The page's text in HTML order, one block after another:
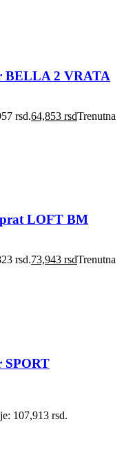
BELLA 2 VRATA
rsd.64,853 rsdTrenutna
LOFT BM
rsd.73,943 rsdTrenutna
SPORT
107,913 rsd.